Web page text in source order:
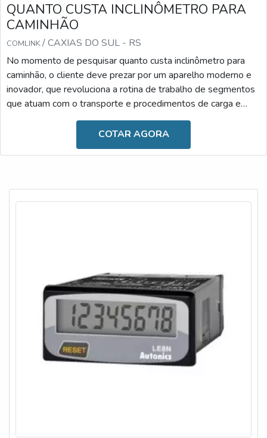
QUANTO CUSTA INCLINÔMETRO PARA
CAMINHÃO
COMLINK/ CAXIAS DO SUL - RS
No momento de pesquisar quanto custa inclinômetro para
caminhão, o cliente deve prezar por um aparelho moderno e
inovador, que revoluciona a rotina de trabalho de segmentos
que atuam com o transporte e procedimentos de carga e
descarga. Desenvolvido com materiais de alta qualidade, ele
é resistente e versátil, podendo ser facilmente
manuseado.Diante dessas informações, é possível observar
COTAR AGORA